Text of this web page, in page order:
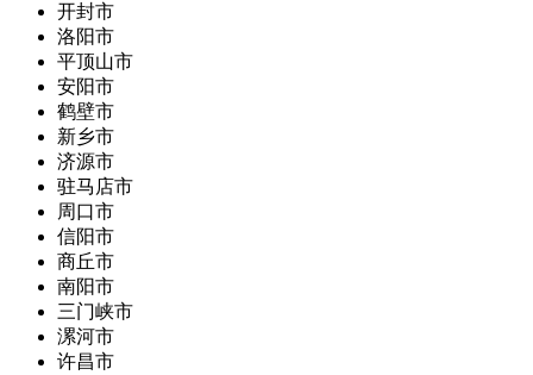
开封市
洛阳市
平顶山市
安阳市
鹤壁市
新乡市
济源市
驻马店市
周口市
信阳市
商丘市
南阳市
三门峡市
漯河市
许昌市